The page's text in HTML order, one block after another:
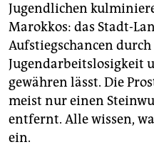
Jugendlichen
Marokkos: das Stadt-
Aufstiegschancen
Jugendarbeitslosigkeit
gewähren lässt. Die
meist nur einen
entfernt. Alle wissen,
ein.